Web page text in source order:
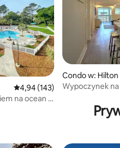
Średnia ocena: 4,94 na 5,
4,94 (143)
na ocean i
Condo w: Hilton
Wypoczynek